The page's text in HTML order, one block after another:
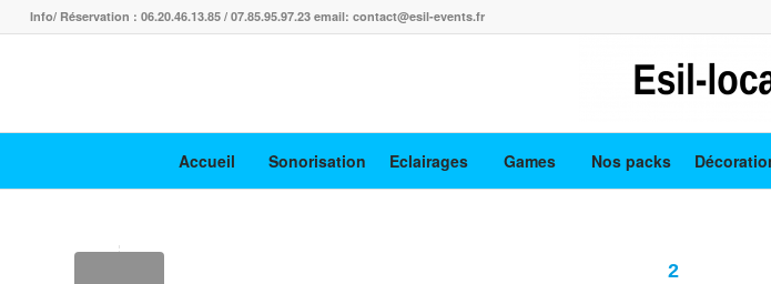
Info/ Réservation : 06.20.46.13.85 / 07.85.95.97.23 email: contact@esil-events.fr
Accueil Sonorisation Eclairages Games Nos packs
2